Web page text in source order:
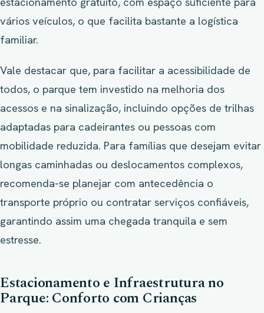
vários veículos, o que facilita bastante a logística
familiar.
Vale destacar que, para facilitar a acessibilidade de
todos, o parque tem investido na melhoria dos
acessos e na sinalização, incluindo opções de trilhas
adaptadas para cadeirantes ou pessoas com
mobilidade reduzida. Para famílias que desejam evitar
longas caminhadas ou deslocamentos complexos,
recomenda-se planejar com antecedência o
transporte próprio ou contratar serviços confiáveis,
garantindo assim uma chegada tranquila e sem
estresse.
Estacionamento e Infraestrutura no
Parque: Conforto com Crianças